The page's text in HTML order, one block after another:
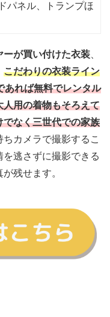
パネル、トランプほ
ーが買い付けた衣装
こだわりの衣装ライン
あれば無料でレンタル
用の着物もそろえて
なく三世代での家族
ちカメラで撮影するこ
逃さずに撮影できる
残せます。